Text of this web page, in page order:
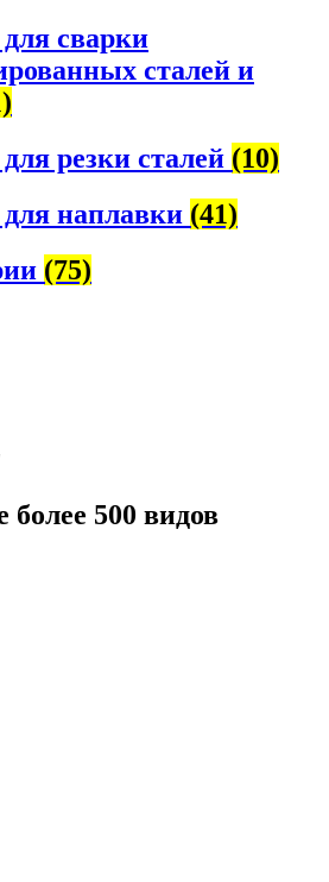
сварки
сталей и
резки сталей (10)
наплавки (41)
(75)
более 500 видов